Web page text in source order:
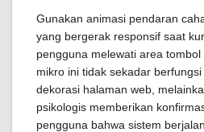
Gunakan animasi pendaran
yang bergerak responsif saat
pengguna melewati area
mikro ini tidak sekadar
dekorasi halaman web,
psikologis memberikan
pengguna bahwa sistem